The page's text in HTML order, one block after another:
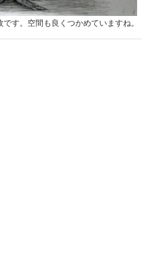
す。空間も良くつかめていますね。